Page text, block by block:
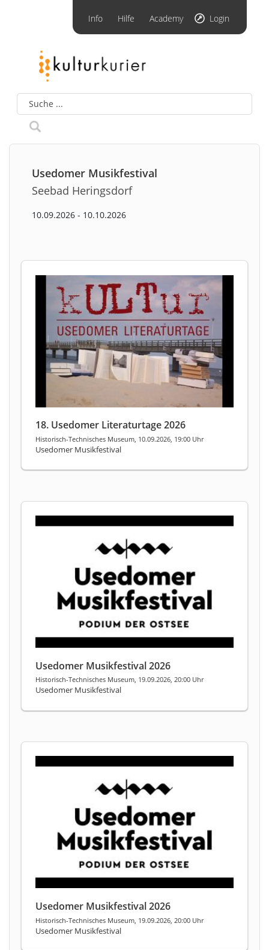
Info Hilfe Academy Login
Usedomer Musikfestival
Seebad Heringsdorf
10.09.2026 - 10.10.2026
18. Usedomer Literaturtage 2026
Historisch-Technisches Museum, 10.09.2026, 19:00 Uhr
Usedomer Musikfestival
Usedomer Musikfestival 2026
Historisch-Technisches Museum, 19.09.2026, 20:00 Uhr
Usedomer Musikfestival
Usedomer Musikfestival 2026
Historisch-Technisches Museum, 19.09.2026, 20:00 Uhr
Usedomer Musikfestival